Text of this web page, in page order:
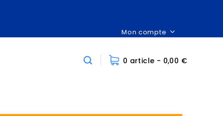
Mon compte
0 article - 0,00 €